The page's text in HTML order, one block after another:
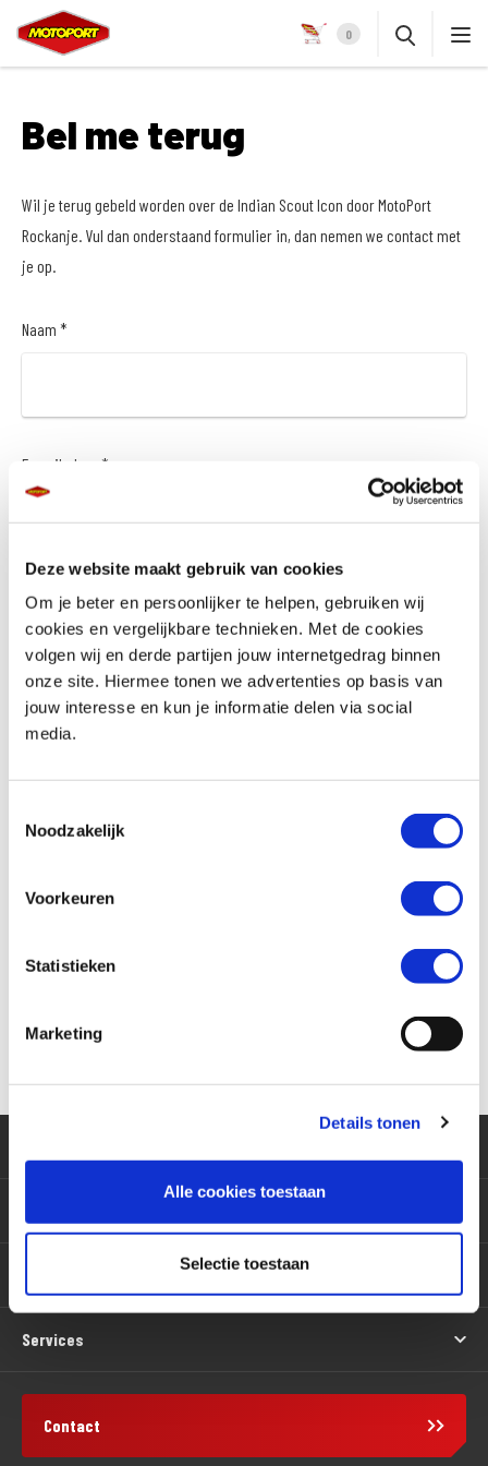
Deze website maakt gebruik van cookies
Om je beter en persoonlijker te helpen, gebruiken wij
cookies en vergelijkbare technieken. Met de cookies
volgen wij en derde partijen jouw internetgedrag binnen
onze site. Hiermee tonen we advertenties op basis van
jouw interesse en kun je informatie delen via social
media.
Noodzakelijk
Voorkeuren
Statistieken
Marketing
Details tonen
Alle cookies toestaan
Selectie toestaan
0
Bel me terug
Wil je terug gebeld worden over de Indian Scout Icon door MotoPort
Rockanje. Vul dan onderstaand formulier in, dan nemen we contact met
je op.
Naam *
E-mailadres *
Telefoonnummer *
Vraag en/of opmerking
Versturen
Services
Contact